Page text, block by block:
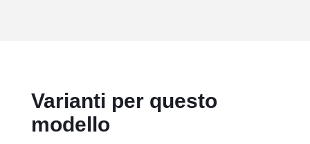
Varianti per questo
modello